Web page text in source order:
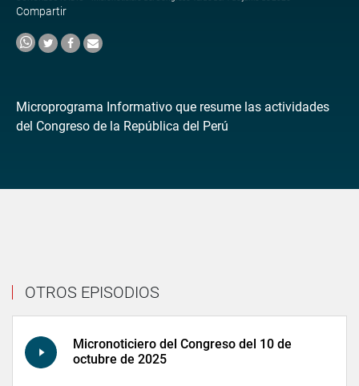
Compartir
Microprograma Informativo que resume las actividades
del Congreso de la República del Perú
OTROS EPISODIOS
Micronoticiero del Congreso del 10 de
octubre de 2025